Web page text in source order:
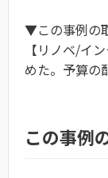
▼この事例の
【リノベ/イ
めた。予算の
この事例